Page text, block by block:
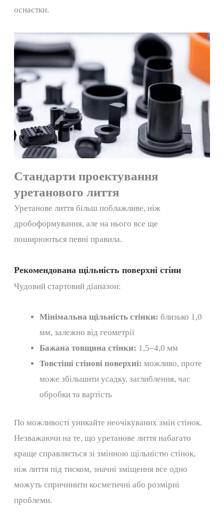
оснастки.
Стандарти проектування
уретанового лиття
Уретанове лиття більш поблажливе, ніж
дробоформування, але на нього все ще
поширюються певні правила.
Рекомендована щільність поверхні стіни
Чудовий стартовий діапазон:
Мінімальна щільність стінки: близько 1,0
мм, залежно від геометрії
Бажана товщина стінки: 1,5–4,0 мм
Товстіші стінові поверхні: можливо, проте
може збільшити усадку, заглиблення, час
обробки та вартість
По можливості уникайте неочікуваних змін стінок.
Незважаючи на те, що уретанове лиття набагато
краще справляється зі змінною щільністю стінок,
ніж лиття під тиском, значні зміщення все одно
можуть спричинити косметичні або розмірні
проблеми.